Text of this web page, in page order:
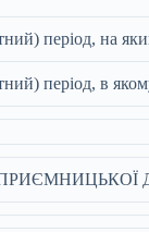
період, на
період, в